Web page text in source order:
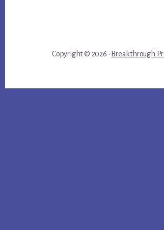
Copyright © 2026 · Breakthrough